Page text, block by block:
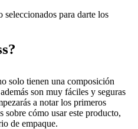
seleccionados para darte los
solo tienen una composición
son muy fáciles y seguras
a notar los primeros
sobre cómo usar este producto,
de empaque.